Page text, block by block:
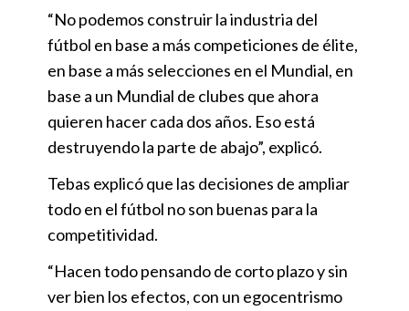
“No podemos construir la industria del
fútbol en base a más competiciones de élite,
en base a más selecciones en el Mundial, en
base a un Mundial de clubes que ahora
quieren hacer cada dos años. Eso está
destruyendo la parte de abajo”, explicó.
Tebas explicó que las decisiones de ampliar
todo en el fútbol no son buenas para la
competitividad.
“Hacen todo pensando de corto plazo y sin
ver bien los efectos, con un egocentrismo